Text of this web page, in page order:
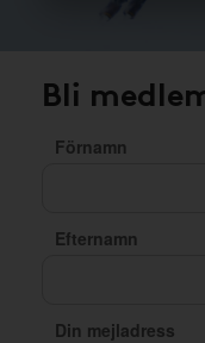
Bli
Förnamn
Efternamn
Din mejladress